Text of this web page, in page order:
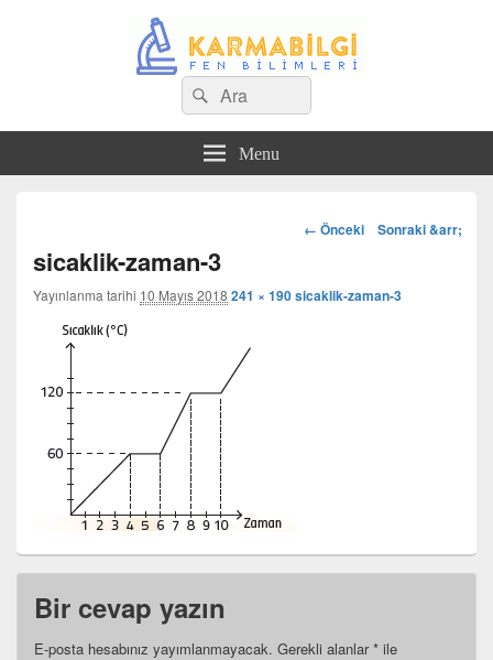
Search
for:
Ara
Menu
Görsel
← Önceki Sonraki &arr;
sicaklik-zaman-3
Yayınlanma tarihi 10 Mayıs 2018 241 × 190sicaklik-zaman-3
Bir cevap yazın
E-posta hesabınız yayımlanmayacak. Gerekli alanlar* ile